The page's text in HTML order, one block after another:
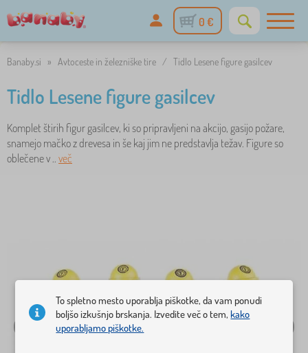
0 €
Banaby.si » Avtoceste in železniške tire / Tidlo Lesene figure gasilcev
Tidlo Lesene figure gasilcev
Komplet štirih figur gasilcev, ki so pripravljeni na akcijo, gasijo požare,
snamejo mačko z drevesa in še kaj jim ne predstavlja težav. Figure so
oblečene v .. več
To spletno mesto uporablja piškotke, da vam ponudi
boljšo izkušnjo brskanja. Izvedite več o tem,kako
uporabljamo piškotke.